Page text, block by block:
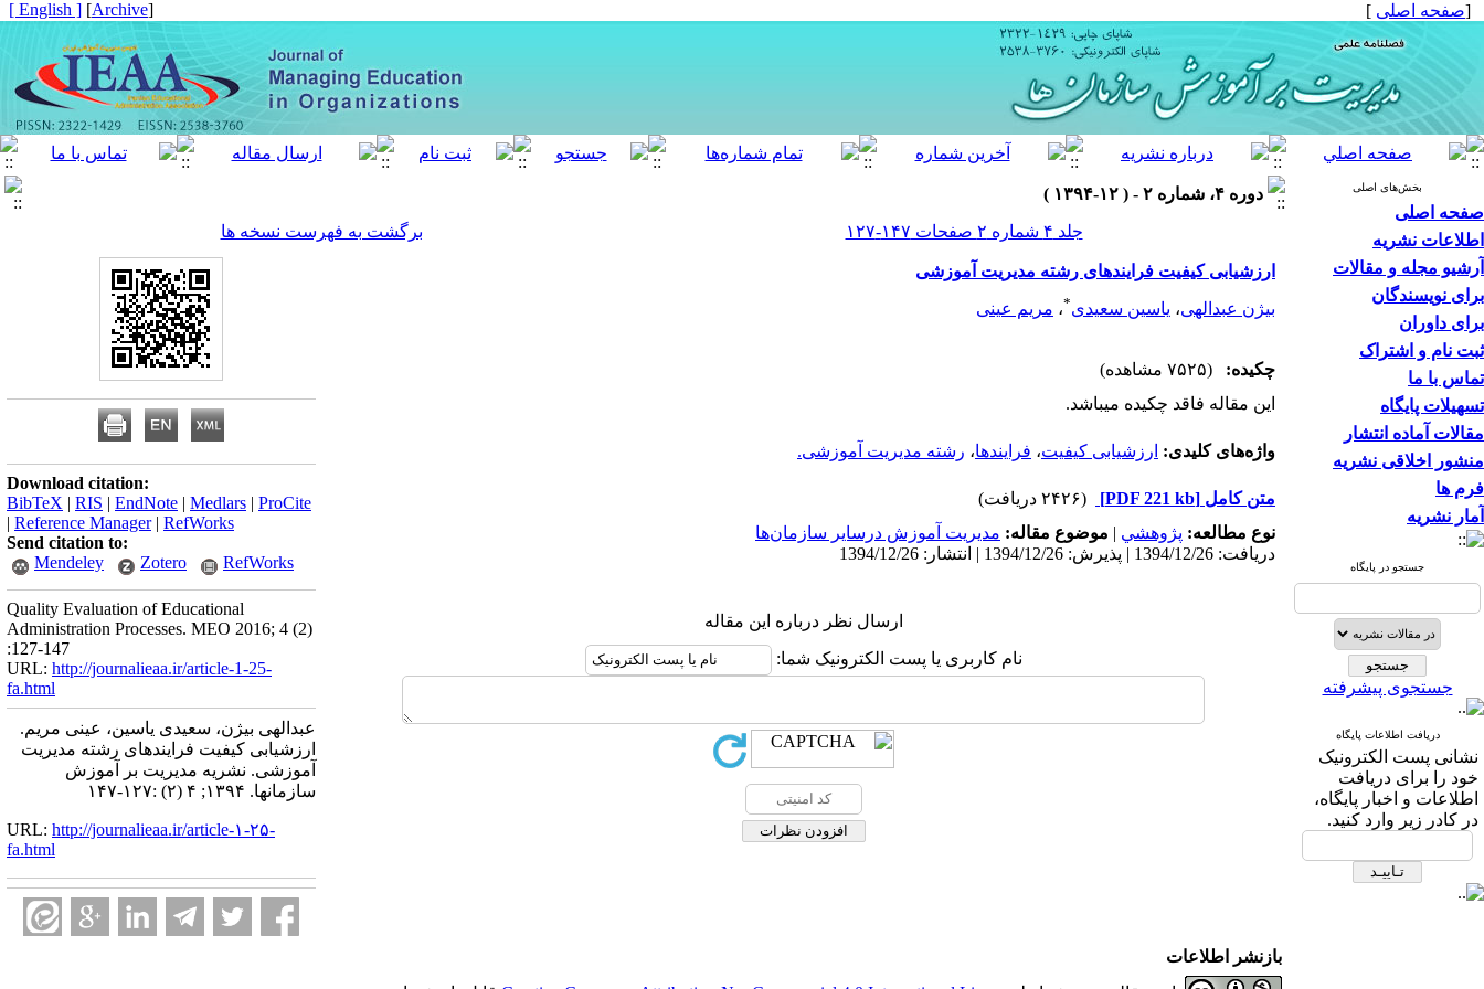
[صفحه اصلی ]
[
Archive
]
[ English ]
بخش‌های اصلی
صفحه اصلی
اطلاعات نشریه
آرشیو مجله و مقالات
برای نویسندگان
برای داوران
ثبت نام و اشتراک
تماس با ما
تسهیلات پایگاه
مقالات آماده انتشار
منشور اخلاقی نشریه
فرم ها
آمار نشریه
جستجو در پایگاه
جستجوی پیشرفته
دریافت اطلاعات پایگاه
نشانی پست الکترونیک
خود را برای دریافت
اطلاعات و اخبار پایگاه،
در کادر زیر وارد کنید.
دوره ۴، شماره ۲ - ( ۱۲-۱۳۹۴ )
جلد ۴ شماره ۲ صفحات ۱۴۷-۱۲۷
برگشت به فهرست نسخه ها
ارزشیابی کیفیت فرایندهای رشته مدیریت آموزشی
بیژن عبدالهی، یاسین سعیدی*، مریم عینی
چکیده:
(۷۵۲۵ مشاهده)
این مقاله فاقد چکیده می​باشد.
واژه‌های کلیدی: ارزشیابی کیفیت، فرایندها، رشته مدیریت آموزشی.
متن کامل [PDF 221 kb]
(۲۴۲۶ دریافت)
نوع مطالعه: پژوهشي | موضوع مقاله: مدیریت آموزش درسایر سازمان‌ها
دریافت: 1394/12/26 | پذیرش: 1394/12/26 | انتشار: 1394/12/26
ارسال نظر درباره این مقاله
نام کاربری یا پست الکترونیک شما:
Download citation:
BibTeX | RIS | EndNote | Medlars | ProCite
| Reference Manager| RefWorks
Send citation to:
Mendeley
Zotero RefWorks
Quality Evaluation of Educational
Administration Processes. MEO 2016; 4 (2)
:127-147
URL: http://journalieaa.ir/article-1-25-
fa.html
عبدالهی بیژن، سعیدی یاسین، عینی مریم.
ارزشیابی کیفیت فرایندهای رشته مدیریت
آموزشی. نشریه مديريت بر آموزش
سازمانها. ۱۳۹۴; ۴ (۲) :۱۲۷-۱۴۷
URL: http://journalieaa.ir/article-۱-۲۵-
fa.html
بازنشر اطلاعات